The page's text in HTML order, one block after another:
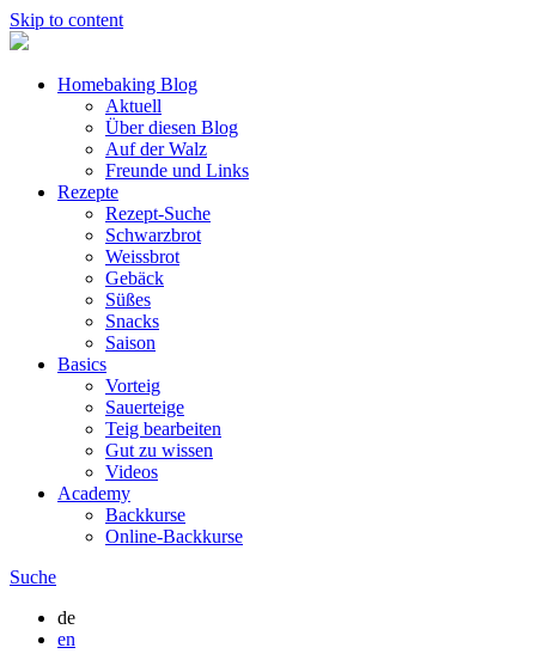
Skip to content
Homebaking Blog
Aktuell
Über diesen Blog
Auf der Walz
Freunde und Links
Rezepte
Rezept-Suche
Schwarzbrot
Weissbrot
Gebäck
Süßes
Snacks
Saison
Basics
Vorteig
Sauerteige
Teig bearbeiten
Gut zu wissen
Videos
Academy
Backkurse
Online-Backkurse
Suche
de
en